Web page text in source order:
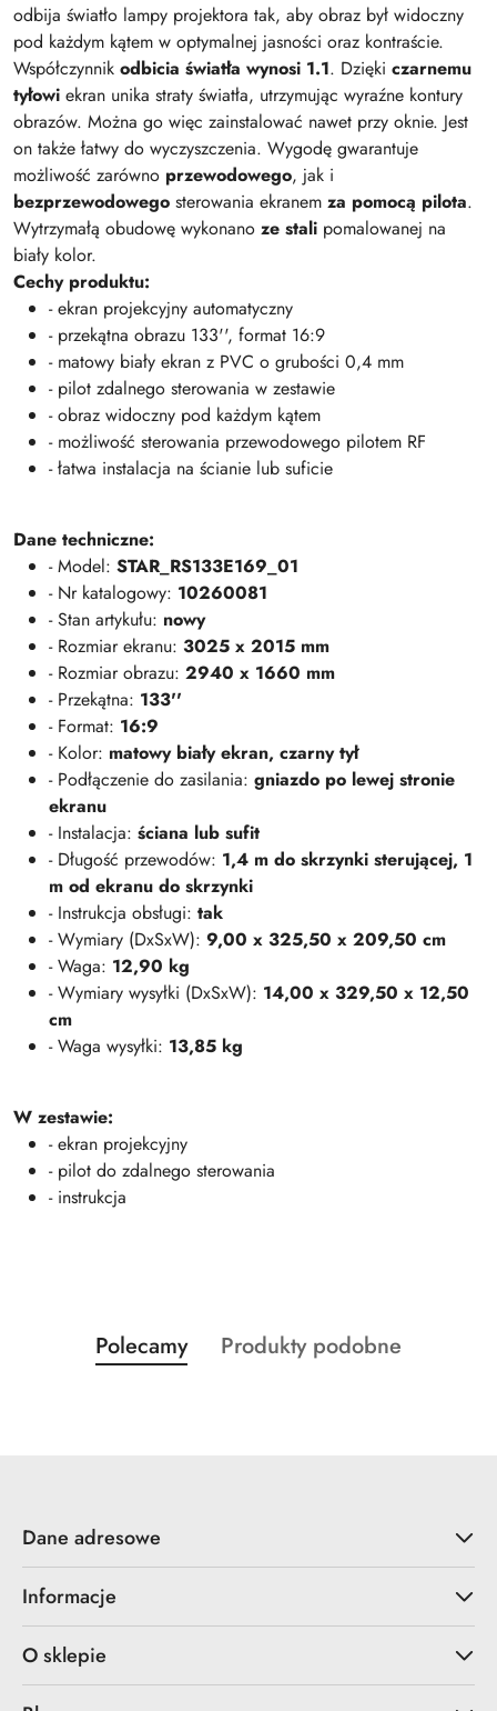
odbija światło lampy projektora tak, aby obraz był widoczny
pod każdym kątem w optymalnej jasności oraz kontraście.
Współczynnik odbicia światła wynosi 1.1. Dzięki czarnemu
tyłowi ekran unika straty światła, utrzymując wyraźne kontury
obrazów. Można go więc zainstalować nawet przy oknie. Jest
on także łatwy do wyczyszczenia. Wygodę gwarantuje
możliwość zarówno przewodowego, jak i
bezprzewodowego sterowania ekranem za pomocą pilota.
Wytrzymałą obudowę wykonano ze stali pomalowanej na
biały kolor.
Cechy produktu:
- ekran projekcyjny automatyczny
- przekątna obrazu 133'', format 16:9
- matowy biały ekran z PVC o grubości 0,4 mm
- pilot zdalnego sterowania w zestawie
- obraz widoczny pod każdym kątem
- możliwość sterowania przewodowego pilotem RF
- łatwa instalacja na ścianie lub suficie
Dane techniczne:
- Model: STAR_RS133E169_01
- Nr katalogowy: 10260081
- Stan artykułu: nowy
- Rozmiar ekranu: 3025 x 2015 mm
- Rozmiar obrazu: 2940 x 1660 mm
- Przekątna: 133''
- Format: 16:9
- Kolor: matowy biały ekran, czarny tył
- Podłączenie do zasilania: gniazdo po lewej stronie
ekranu
- Instalacja: ściana lub sufit
- Długość przewodów: 1,4 m do skrzynki sterującej, 1
m od ekranu do skrzynki
- Instrukcja obsługi: tak
- Wymiary (DxSxW): 9,00 x 325,50 x 209,50 cm
- Waga: 12,90 kg
- Wymiary wysyłki (DxSxW): 14,00 x 329,50 x 12,50
cm
- Waga wysyłki: 13,85 kg
W zestawie:
- ekran projekcyjny
- pilot do zdalnego sterowania
- instrukcja
Pomiń karuzelę produktów
Produkty
o
Polecamy
Produkty
Produkty podobne
Dane adresowe
Informacje
O sklepie